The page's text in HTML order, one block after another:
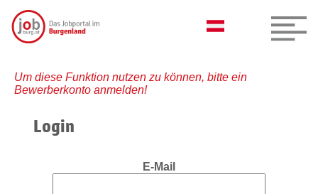
Um diese Funktion nutzen zu können, bitte ein
Bewerberkonto anmelden!
Login
E-Mail